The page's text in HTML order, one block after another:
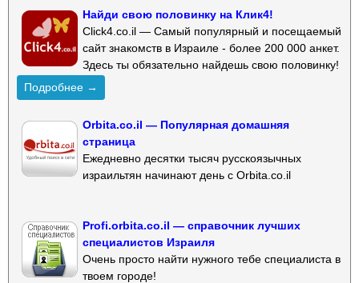
Найди свою половинку на Клик4!
Click4.co.il — Самый популярный и посещаемый
сайт знакомств в Израиле - более 200 000 анкет.
Здесь ты обязательно найдешь свою половинку!
Подробнее →
Orbita.co.il — Популярная домашняя
страница
Ежедневно десятки тысяч русскоязычных
израильтян начинают день с Orbita.co.il
Profi.orbita.co.il — справочник лучших
специалистов Израиля
Очень просто найти нужного тебе специалиста в
твоем городе!